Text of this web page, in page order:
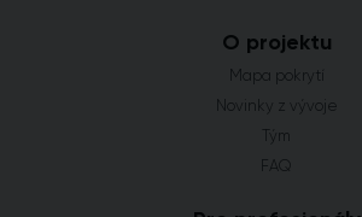
O projektu
Mapa pokrytí
Novinky z vývoje
Tým
FAQ